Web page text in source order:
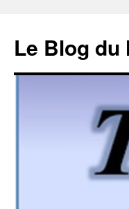
Le Blog du